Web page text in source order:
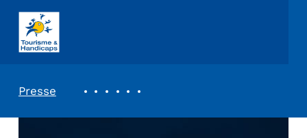
ASSOCIATION TOURISME ET HANDICAPS
Presse